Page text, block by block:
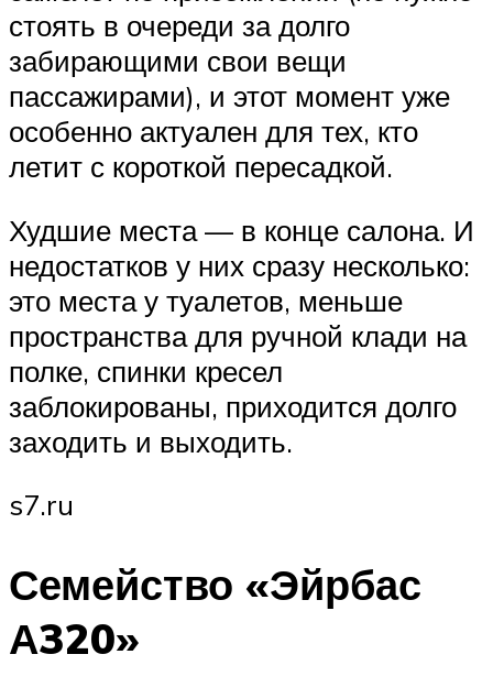
стоять в очереди за долго
забирающими свои вещи
пассажирами), и этот момент уже
особенно актуален для тех, кто
летит с короткой пересадкой.
Худшие места — в конце салона. И
недостатков у них сразу несколько:
это места у туалетов, меньше
пространства для ручной клади на
полке, спинки кресел
заблокированы, приходится долго
заходить и выходить.
s7.ru
Семейство «Эйрбас
А320»